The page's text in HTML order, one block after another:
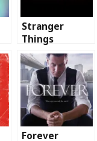
Stranger
Things
Forever